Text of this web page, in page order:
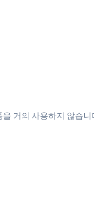
거의 사용하지 않습니